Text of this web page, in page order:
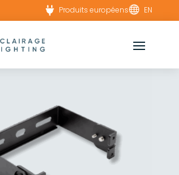
 Produits européens EN